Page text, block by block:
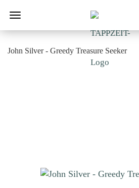
John Silver - Greedy Treasure Seeker